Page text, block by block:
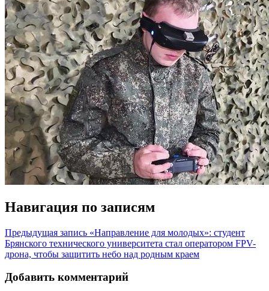
Навигация по записям
Предыдущая запись «Направление для молодых»: студент
Брянского технического университета стал оператором FPV-
дрона, чтобы защитить небо над родным краем
Добавить комментарий